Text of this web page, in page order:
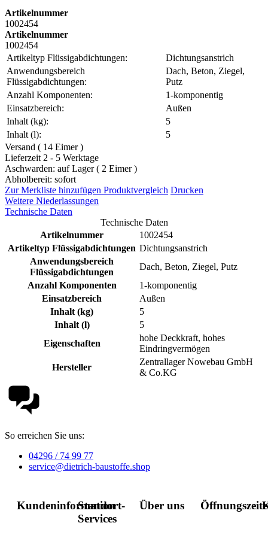
Artikelnummer
1002454
Artikelnummer
1002454
Artikeltyp Flüssigabdichtungen:
Dichtungsanstrich
Anwendungsbereich
Flüssigabdichtungen:
Dach, Beton, Ziegel,
Putz
Anzahl Komponenten:
1-komponentig
Einsatzbereich:
Außen
Inhalt (kg):
5
Inhalt (l):
5
Versand ( 14 Eimer )
Lieferzeit 2 - 5 Werktage
Aschwarden: auf Lager ( 2 Eimer )
Abholbereit: sofort
Zur Merkliste hinzufügen Produktvergleich Drucken
Weitere Niederlassungen
Technische Daten
Technische Daten
Artikelnummer
1002454
Artikeltyp Flüssigabdichtungen Dichtungsanstrich
Anwendungsbereich
Flüssigabdichtungen
Dach, Beton, Ziegel, Putz
Anzahl Komponenten
1-komponentig
Einsatzbereich
Außen
Inhalt (kg)
5
Inhalt (l)
5
Eigenschaften
hohe Deckkraft, hohes
Eindringvermögen
Hersteller
Zentrallager Nowebau GmbH
& Co.KG
So erreichen Sie uns:
04296 / 74 99 77
service@dietrich-baustoffe.shop
Kundeninformation
Standort-
Services
Über uns